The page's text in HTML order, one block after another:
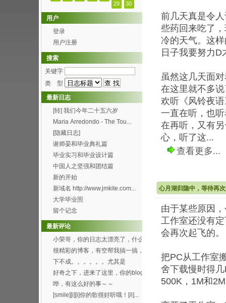
前几天真是令
些药回来吃了
冷的天气。这
日子我要努力D
虽然这几天面
在这里就不多
欢听《风铃夜
一直在听，也
在再听，又有
心，听了这...
查看更多...
心月湖归隐中，等待再
由于某些原因
工作室还没有
会再次起飞的。
把PC从工作室
舍下载慢时得
500K，1M和
29
30
用户
登录
用户注册
搜索
关键字
类 型
最新日志
[转] 我们今年二十五六岁
Maria Arredondo - The Tou...
[隐藏日志]
谢师晏和毕业典礼篇
毕业实习和毕业设计篇
中国人之坚强和团结篇
新的开始
新域名 http://www.jmkite.com...
大学毕业照
留个记念
最新评论
小荣哥，你的日志太漂亮了，什么
时候有空帮我也搞一个...
很精彩的博客，有空帮我搞一搞，
可以吗？[smile...
下不成。。。。。。尤其是
Through the f...
好奇之下，进来了这里，你的blog
办得好好哦。 ...
哗，有这么好的事～～
[smile][i][i]你的歌很好听哦！[/i]...